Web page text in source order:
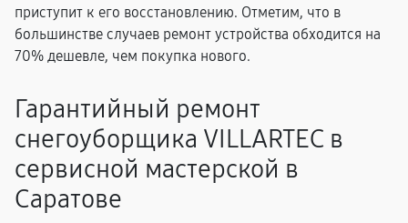
приступит к его восстановлению. Отметим, что в
большинстве случаев ремонт устройства обходится на
70% дешевле, чем покупка нового.
Гарантийный ремонт
снегоуборщика VILLARTEC в
сервисной мастерской в
Саратове